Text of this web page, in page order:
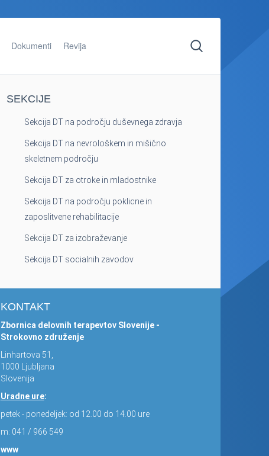
Dokumenti Revija
SEKCIJE
Sekcija DT na področju duševnega zdravja
Sekcija DT na nevrološkem in mišično
skeletnem področju
Sekcija DT za otroke in mladostnike
Sekcija DT na področju poklicne in
zaposlitvene rehabilitacije
Sekcija DT za izobraževanje
Sekcija DT socialnih zavodov
KONTAKT
Zbornica delovnih terapevtov Slovenije -
Strokovno združenje
Linhartova 51,
1000 Ljubljana
Slovenija
Uradne ure:
petek - ponedeljek: od 12.00 do 14.00 ure
m: 041 / 966 549
www